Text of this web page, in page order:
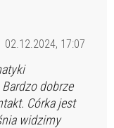
02.12.2024, 17:07
dobrze
Córka jest
widzimy